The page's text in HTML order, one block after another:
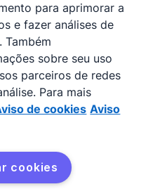
baseado na web.
para aprimorar a
e fazer análises de
Também
sobre seu uso
parceiros de redes
Para mais
de cookies Aviso
cookies